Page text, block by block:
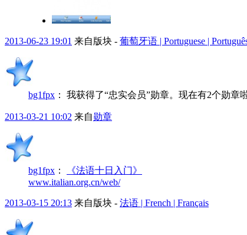
2013-06-23 19:01 来自版块 - 葡萄牙语 | Portuguese |
bg1fpx ： 我获得了“忠实会员”勋章。现在有2个勋章
2013-03-21 10:02 来自勋章
bg1fpx ：
《法语十日入门》
www.italian.org.cn/web/
2013-03-15 20:13 来自版块 - 法语 | French | Français